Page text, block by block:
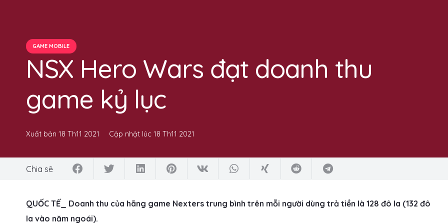
GAME MOBILE
NSX Hero Wars đạt doanh thu
game kỷ lục
Xuất bản 18 Th11 2021 Cập nhật lúc18 Th11 2021
Chia sẽ
QUỐC TẾ_ Doanh thu của hãng game Nexters trung bình trên mỗi người dùng trả tiền là 128 đô la (132 đô
la vào năm ngoái).